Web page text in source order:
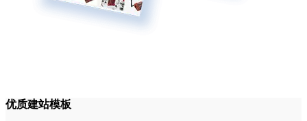
优质建站模板